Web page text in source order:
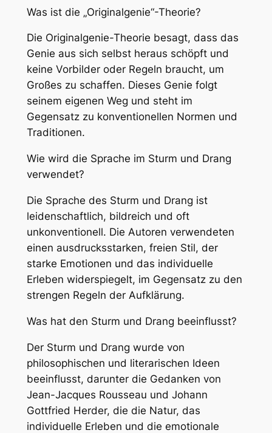
Was ist die „Originalgenie“-Theorie?
Die Originalgenie-Theorie besagt, dass das
Genie aus sich selbst heraus schöpft und
keine Vorbilder oder Regeln braucht, um
Großes zu schaffen. Dieses Genie folgt
seinem eigenen Weg und steht im
Gegensatz zu konventionellen Normen und
Traditionen.
Wie wird die Sprache im Sturm und Drang
verwendet?
Die Sprache des Sturm und Drang ist
leidenschaftlich, bildreich und oft
unkonventionell. Die Autoren verwendeten
einen ausdrucksstarken, freien Stil, der
starke Emotionen und das individuelle
Erleben widerspiegelt, im Gegensatz zu den
strengen Regeln der Aufklärung.
Was hat den Sturm und Drang beeinflusst?
Der Sturm und Drang wurde von
philosophischen und literarischen Ideen
beeinflusst, darunter die Gedanken von
Jean-Jacques Rousseau und Johann
Gottfried Herder, die die Natur, das
individuelle Erleben und die emotionale